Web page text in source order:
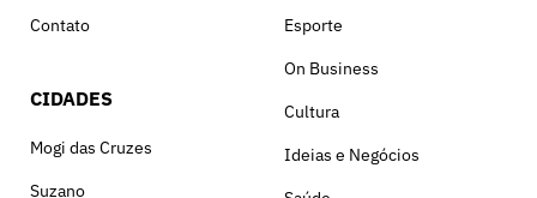
Contato
CIDADES
Mogi das Cruzes
Suzano
Esporte
On Business
Cultura
Ideias e Negócios